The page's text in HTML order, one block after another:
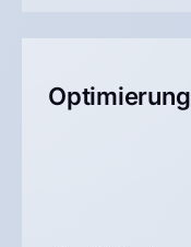
Optimierung